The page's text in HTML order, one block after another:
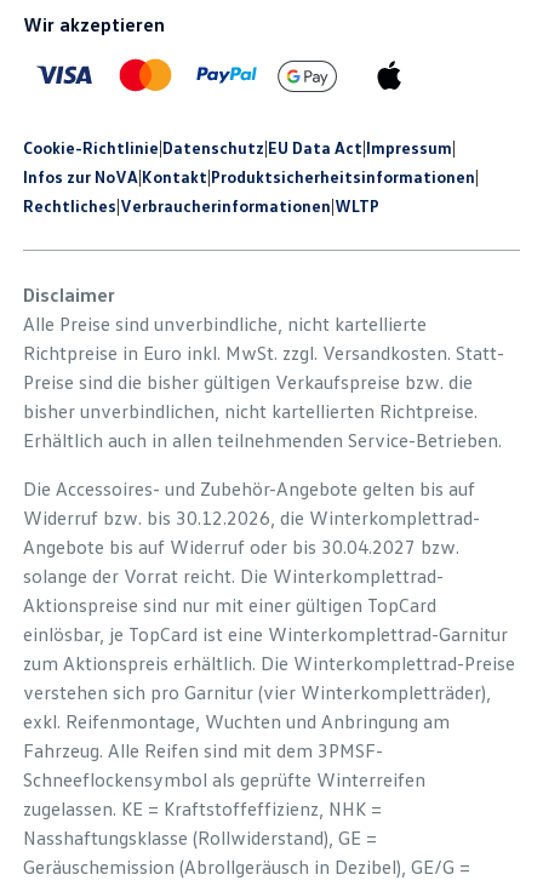
Wir akzeptieren
Cookie-Richtlinie|Datenschutz|EU Data Act|Impressum|
Infos zur NoVA|Kontakt|Produkt­sicherheits­informationen|
Rechtliches|Verbraucherinformationen|WLTP
Disclaimer
Alle Preise sind unverbindliche, nicht kartellierte
Richtpreise in Euro inkl. MwSt. zzgl. Versandkosten. Statt-
Preise sind die bisher gültigen Verkaufspreise bzw. die
bisher unverbindlichen, nicht kartellierten Richtpreise.
Erhältlich auch in allen teilnehmenden Service-Betrieben.
Die Accessoires- und Zubehör-Angebote gelten bis auf
Widerruf bzw. bis 30.12.2026, die Winterkomplettrad-
Angebote bis auf Widerruf oder bis 30.04.2027 bzw.
solange der Vorrat reicht. Die Winterkomplettrad-
Aktionspreise sind nur mit einer gültigen TopCard
einlösbar, je TopCard ist eine Winterkomplettrad-Garnitur
zum Aktionspreis erhältlich. Die Winterkomplettrad-Preise
verstehen sich pro Garnitur (vier Winterkompletträder),
exkl. Reifenmontage, Wuchten und Anbringung am
Fahrzeug. Alle Reifen sind mit dem 3PMSF-
Schneeflockensymbol als geprüfte Winterreifen
zugelassen. KE = Kraftstoffeffizienz, NHK =
Nasshaftungsklasse (Rollwiderstand), GE =
Geräuschemission (Abrollgeräusch in Dezibel), GE/G =